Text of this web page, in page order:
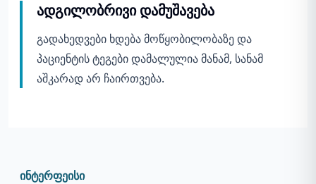
ადგილობრივი დამუშავება
გადახედვები ხდება მოწყობილობაზე და
პაციენტის ტეგები დამალულია მანამ, სანამ
აშკარად არ ჩაირთვება.
ინტერფეისი